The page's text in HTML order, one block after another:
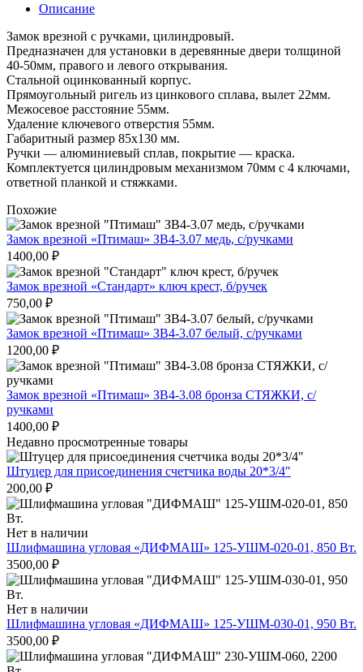
Описание
Замок врезной с ручками, цилиндровый.
Предназначен для установки в деревянные двери толщиной
40-50мм, правого и левого открывания.
Стальной оцинкованный корпус.
Прямоугольный ригель из цинкового сплава, вылет 22мм.
Межосевое расстояние 55мм.
Удаление ключевого отверстия 55мм.
Габаритный размер 85х130 мм.
Ручки — алюминиевый сплав, покрытие — краска.
Комплектуется цилиндровым механизмом 70мм с 4 ключами,
ответной планкой и стяжками.
Похожие
Замок врезной «Птимаш» ЗВ4-3.07 медь, с/ручками
1400,00 ₽
Замок врезной «Стандарт» ключ крест, б/ручек
750,00 ₽
Замок врезной «Птимаш» ЗВ4-3.07 белый, с/ручками
1200,00 ₽
Замок врезной «Птимаш» ЗВ4-3.08 бронза СТЯЖКИ, с/
ручками
1400,00 ₽
Недавно просмотренные товары
Штуцер для присоединения счетчика воды 20*3/4″
200,00 ₽
Нет в наличии
Шлифмашина угловая «ДИФМАШ» 125-УШМ-020-01, 850 Вт.
3500,00 ₽
Нет в наличии
Шлифмашина угловая «ДИФМАШ» 125-УШМ-030-01, 950 Вт.
3500,00 ₽